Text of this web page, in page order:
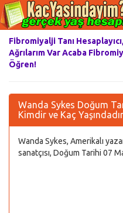
Fibromiyalji Tanı
Ağrılarım Var Acaba
Öğren!
Wanda Sykes Doğum
Kimdir ve Kaç Yaşındadır
Wanda Sykes, Amerikalı
sanatçısı, Doğum Tarihi 07